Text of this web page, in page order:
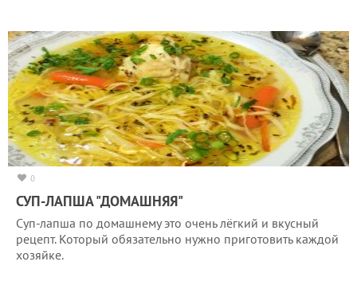
0
СУП-ЛАПША "ДОМАШНЯЯ"
Суп-лапша по домашнему это очень лёгкий и вкусный
рецепт. Который обязательно нужно приготовить каждой
хозяйке.